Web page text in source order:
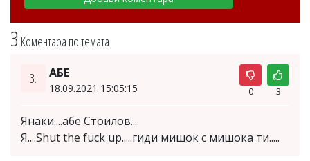
3 Коментара по темата
3. АБЕ
18.09.2021 15:05:15 0 3
Янаки....абе Стоилов....
Я....Shut the fuck up.....гиди мишок с мишока ти.....